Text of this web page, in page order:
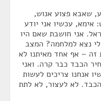
6, אחרי שבוע, שאבא פצוע אנוש,
עכשיו אני יודע
אני חושבת שאם היו
אולי נצא למלחמה? המצב
– אף אחד מאיתנו לא
הכבד כבר קרה. ואני
אנחנו צריכים לעשות
לא לעצור, לא לתת